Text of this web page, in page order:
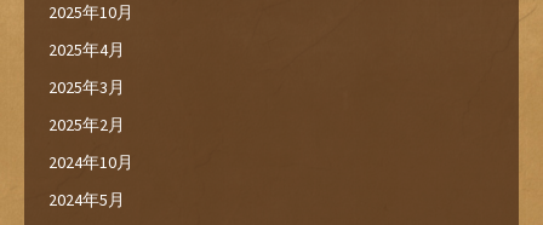
2025年10月
2025年4月
2025年3月
2025年2月
2024年10月
2024年5月